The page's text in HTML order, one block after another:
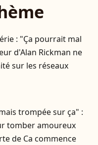
: "Ça pourrait mal
d'Alan Rickman ne
sur les réseaux
trompée sur ça" :
tomber amoureux
de Ca commence